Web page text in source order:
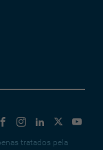
tratados pela